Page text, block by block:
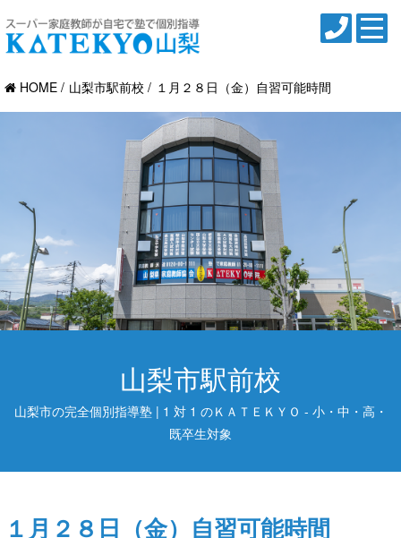
HOME 山梨市駅前校 １月２８日（金）自習可能時間
山梨市駅前校
山梨市の完全個別指導塾 | 1 対 1 のＫＡＴＥＫＹＯ - 小・中・高・
既卒生対象
１月２８日（金）自習可能時間